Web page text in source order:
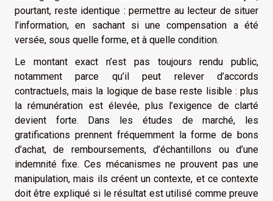
pourtant, reste identique : permettre au lecteur de situer
l’information, en sachant si une compensation a été
versée, sous quelle forme, et à quelle condition.
Le montant exact n’est pas toujours rendu public,
notamment parce qu’il peut relever d’accords
contractuels, mais la logique de base reste lisible : plus
la rémunération est élevée, plus l’exigence de clarté
devient forte. Dans les études de marché, les
gratifications prennent fréquemment la forme de bons
d’achat, de remboursements, d’échantillons ou d’une
indemnité fixe. Ces mécanismes ne prouvent pas une
manipulation, mais ils créent un contexte, et ce contexte
doit être expliqué si le résultat est utilisé comme preuve